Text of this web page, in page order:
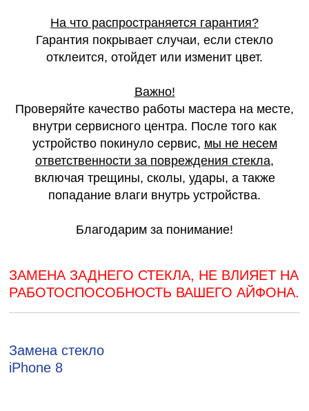
На что распространяется гарантия?
Гарантия покрывает случаи, если стекло
отклеится, отойдет или изменит цвет.
Важно!
Проверяйте качество работы мастера на месте,
внутри сервисного центра. После того как
устройство покинуло сервис, мы не несем
ответственности за повреждения стекла,
включая трещины, сколы, удары, а также
попадание влаги внутрь устройства.
Благодарим за понимание!
ЗАМЕНА ЗАДНЕГО СТЕКЛА, НЕ ВЛИЯЕТ НА
РАБОТОСПОСОБНОСТЬ ВАШЕГО АЙФОНА.
Замена стекло
iPhone 8